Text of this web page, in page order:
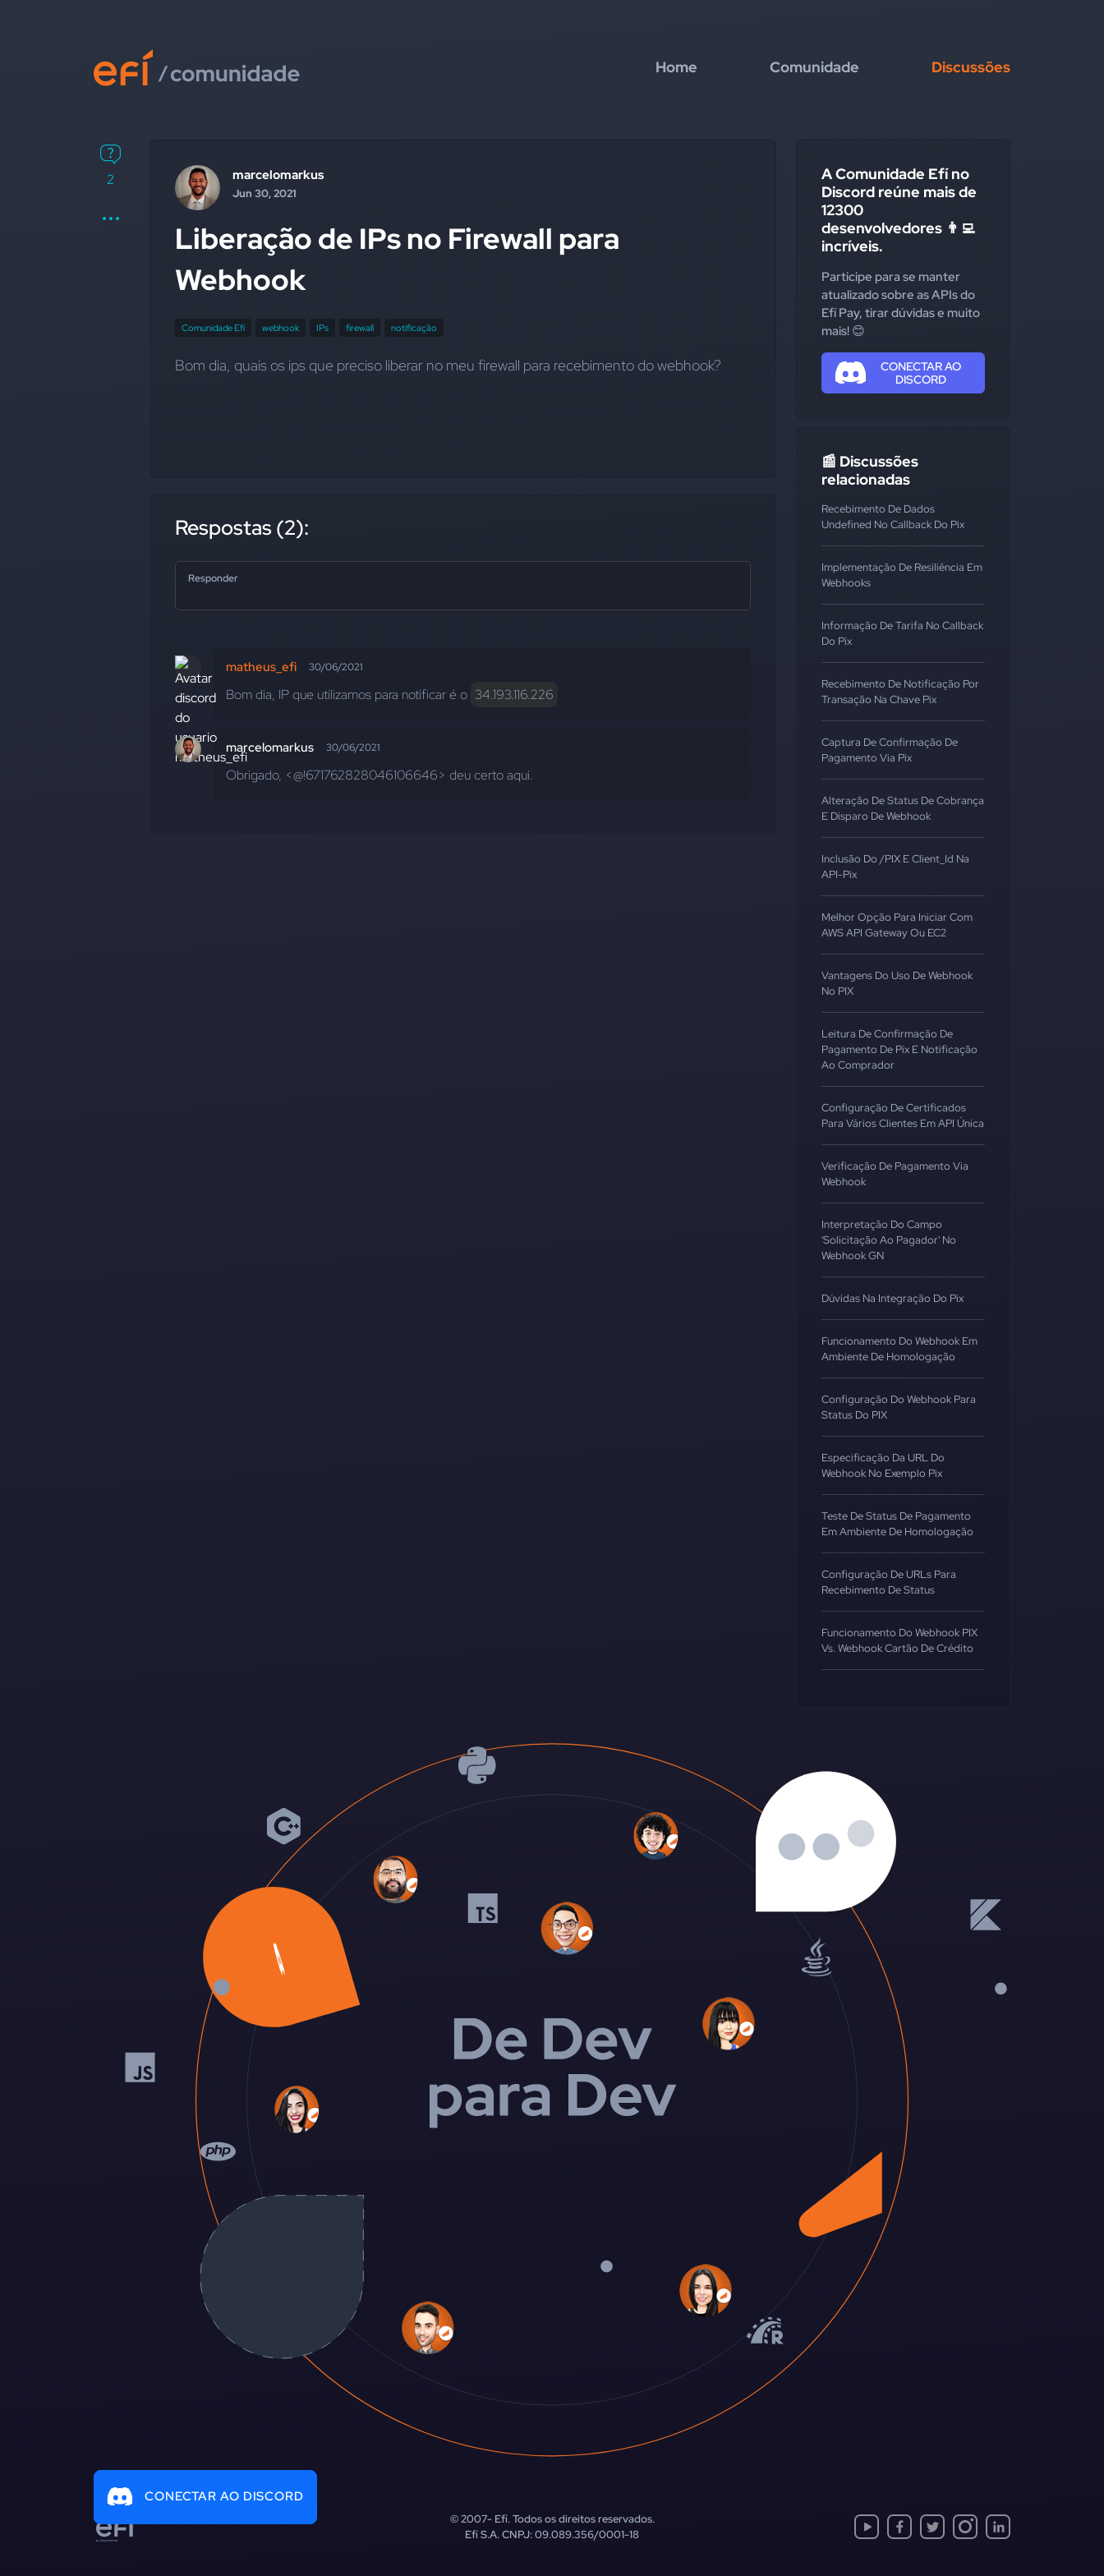
Home Comunidade Discussões
2 marcelomarkus
Jun 30, 2021
Liberação de IPs no Firewall para
Webhook
Comunidade Efí webhook IPs firewall notificação
Bom dia, quais os ips que preciso liberar no meu firewall para recebimento do webhook?
Respostas (2):
Responder
matheus_efi 30/06/2021
Bom dia, IP que utilizamos para notificar é o 34.193.116.226
marcelomarkus 30/06/2021
Obrigado, <@!671762828046106646> deu certo aqui.
A Comunidade Efí no
Discord reúne mais de
12300
desenvolvedores 👨‍💻
incríveis.
Participe para se manter
atualizado sobre as APIs do
Efí Pay, tirar dúvidas e muito
mais! 😊
CONECTAR AO
DISCORD
📰 Discussões
relacionadas
Recebimento De Dados
Undefined No Callback Do Pix
Implementação De Resiliência Em
Webhooks
Informação De Tarifa No Callback
Do Pix
Recebimento De Notificação Por
Transação Na Chave Pix
Captura De Confirmação De
Pagamento Via Pix
Alteração De Status De Cobrança
E Disparo De Webhook
Inclusão Do /PIX E Client_Id Na
API-Pix
Melhor Opção Para Iniciar Com
AWS API Gateway Ou EC2
Vantagens Do Uso De Webhook
No PIX
Leitura De Confirmação De
Pagamento De Pix E Notificação
Ao Comprador
Configuração De Certificados
Para Vários Clientes Em API Única
Verificação De Pagamento Via
Webhook
Interpretação Do Campo
'Solicitação Ao Pagador' No
Webhook GN
Dúvidas Na Integração Do Pix
Funcionamento Do Webhook Em
Ambiente De Homologação
Configuração Do Webhook Para
Status Do PIX
Especificação Da URL Do
Webhook No Exemplo Pix
Teste De Status De Pagamento
Em Ambiente De Homologação
Configuração De URLs Para
Recebimento De Status
Funcionamento Do Webhook PIX
Vs. Webhook Cartão De Crédito
CONECTAR AO DISCORD
© 2007-Efí. Todos os direitos reservados.
Efí S.A. CNPJ: 09.089.356/0001-18